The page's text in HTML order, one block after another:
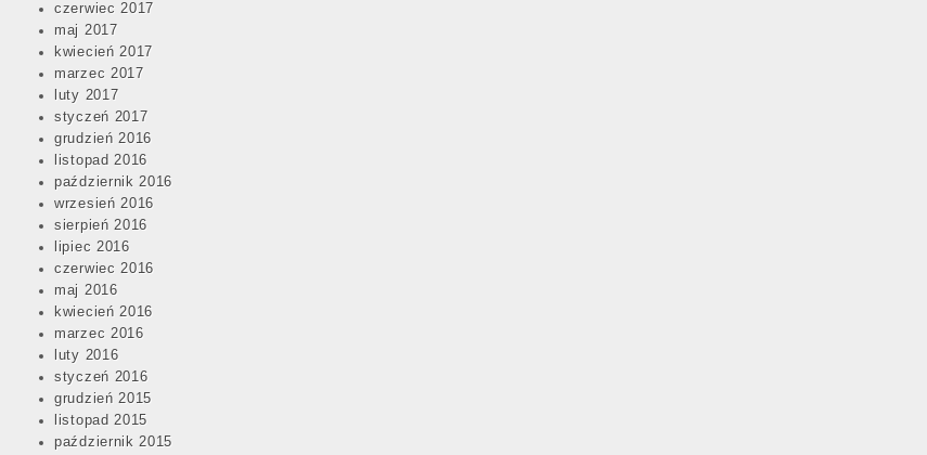
czerwiec 2017
maj 2017
kwiecień 2017
marzec 2017
luty 2017
styczeń 2017
grudzień 2016
listopad 2016
październik 2016
wrzesień 2016
sierpień 2016
lipiec 2016
czerwiec 2016
maj 2016
kwiecień 2016
marzec 2016
luty 2016
styczeń 2016
grudzień 2015
listopad 2015
październik 2015